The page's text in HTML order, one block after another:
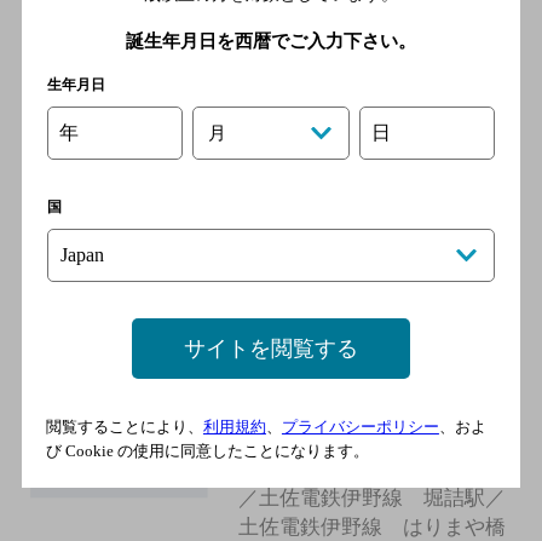
土佐電鉄伊野線 堀詰駅／土
佐電鉄伊野線 大橋通駅／土
駅／土佐電鉄伊野線 はりま
や橋駅
藤のや焼肉
土佐電鉄桟橋線 蓮池町通駅
／土佐電鉄伊野線 堀詰駅／
土佐電鉄伊野線 はりまや橋
誕生年月日を西暦でご入力下さい。
生年月日
年 月 日
国
サイトを閲覧する
閲覧することにより、 利用規約 プライバシーポリシー 、およ
び Cookie の使用に同意したことになります。